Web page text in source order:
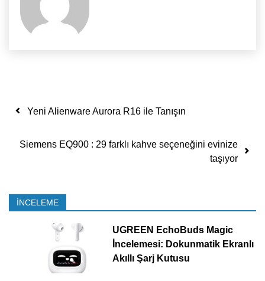
Yazı dolaşımı
Yeni Alienware Aurora R16 ile Tanışın
Siemens EQ900 : 29 farklı kahve seçeneğini evinize
taşıyor
İNCELEME
UGREEN EchoBuds Magic
İncelemesi: Dokunmatik Ekranlı
Akıllı Şarj Kutusu